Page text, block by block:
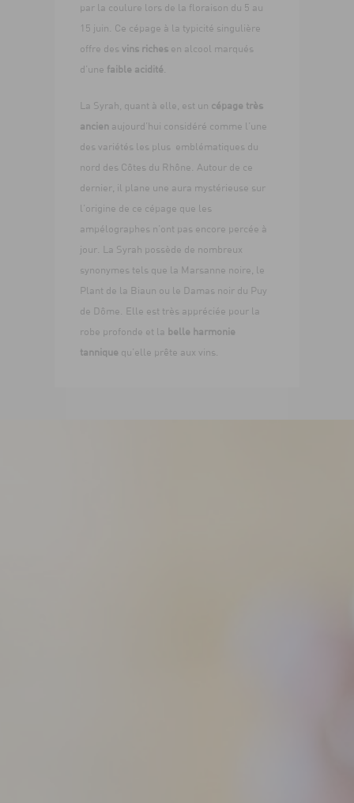
par la coulure lors de la floraison du 5 au
15 juin. Ce cépage à la typicité singulière
offre des vins riches en alcool marqués
d’une faible acidité.
La Syrah, quant à elle, est un cépage très
ancien aujourd’hui considéré comme l’une
des variétés les plus emblématiques du
nord des Côtes du Rhône. Autour de ce
dernier, il plane une aura mystérieuse sur
l’origine de ce cépage que les
ampélographes n’ont pas encore percée à
jour. La Syrah possède de nombreux
synonymes tels que la Marsanne noire, le
Plant de la Biaun ou le Damas noir du Puy
de Dôme. Elle est très appréciée pour la
robe profonde et la belle harmonie
tannique qu’elle prête aux vins.